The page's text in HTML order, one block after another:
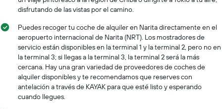
disfrutando de las vistas por el camino.
Puedes recoger tu coche de alquiler en Narita directamente en el
aeropuerto internacional de Narita (NRT). Los mostradores de
servicio están disponibles en la terminal 1 y la terminal 2, pero no en
la terminal 3; si llegas a la terminal 3, la terminal 2 será la más
cercana. Hay una gran variedad de proveedores de coches de
alquiler disponibles y te recomendamos que reserves con
antelación a través de KAYAK para que esté listo y esperando
cuando llegues.